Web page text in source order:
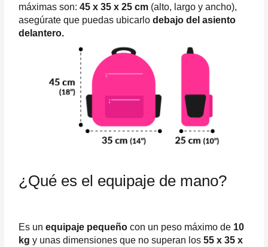
máximas son:45 x 35 x 25 cm (alto, largo y ancho),
asegúrate que puedas ubicarlodebajo del asiento
delantero.
¿Qué es el equipaje de mano?
Es unequipaje pequeñocon un peso máximo de 10
kg y unas dimensiones que no superan los55 x 35 x